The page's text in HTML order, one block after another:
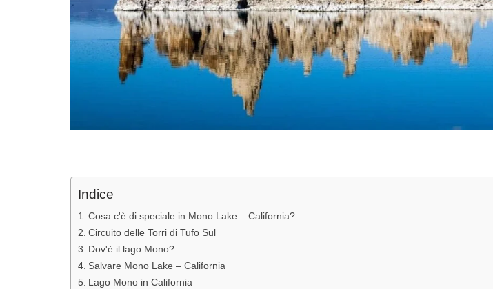
Indice
Cosa c'è di speciale in Mono Lake – California?
Circuito delle Torri di Tufo Sul
Dov'è il lago Mono?
Salvare Mono Lake – California
Lago Mono in California